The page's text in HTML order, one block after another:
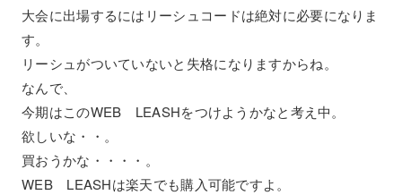
大会に出場するにはリーシュコードは絶対に必要になりま
す。
リーシュがついていないと失格になりますからね。
なんで、
今期はこのWEB LEASHをつけようかなと考え中。
欲しいな・・。
買おうかな・・・・。
WEB LEASHは楽天でも購入可能ですよ。